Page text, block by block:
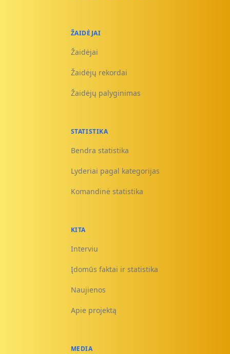
ŽAIDĖJAI
Žaidėjai
Žaidėjų rekordai
Žaidėjų palyginimas
STATISTIKA
Bendra statistika
Lyderiai pagal kategorijas
Komandinė statistika
KITA
Interviu
Įdomūs faktai ir statistika
Naujienos
Apie projektą
MEDIA